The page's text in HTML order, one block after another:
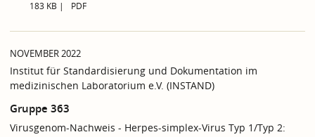
183 KB PDF
NOVEMBER 2022
Institut für Standardisierung und Dokumentation im
medizinischen Laboratorium e.V. (INSTAND)
Gruppe 363
Virusgenom-Nachweis - Herpes-simplex-Virus Typ 1/Typ 2: